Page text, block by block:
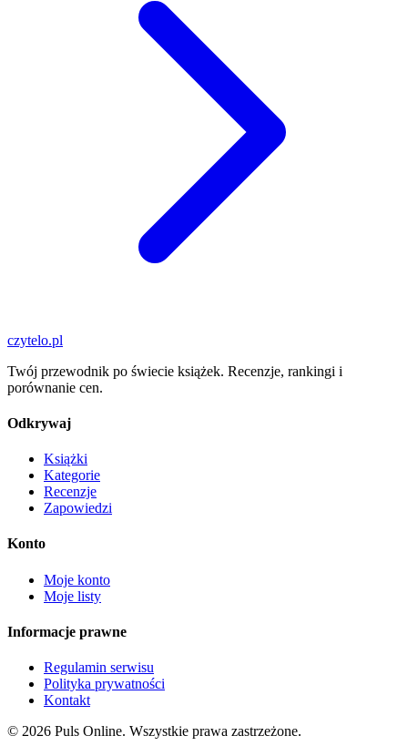
czytelo.pl
Twój przewodnik po świecie książek. Recenzje, rankingi i
porównanie cen.
Odkrywaj
Książki
Kategorie
Recenzje
Zapowiedzi
Konto
Moje konto
Moje listy
Informacje prawne
Regulamin serwisu
Polityka prywatności
Kontakt
© 2026 Puls Online. Wszystkie prawa zastrzeżone.